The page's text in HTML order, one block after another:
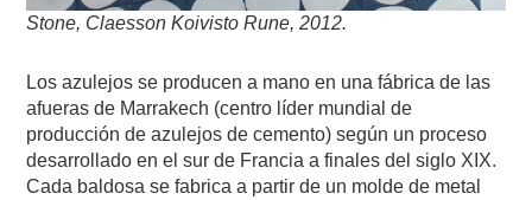
Stone, Claesson Koivisto Rune, 2012.
Los azulejos se producen a mano en una fábrica de las
afueras de Marrakech (centro líder mundial de
producción de azulejos de cemento) según un proceso
desarrollado en el sur de Francia a finales del siglo XIX.
Cada baldosa se fabrica a partir de un molde de metal